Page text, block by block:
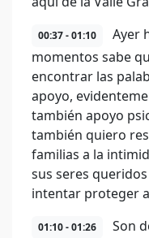
00:37 - 01:10
Ayer
momentos sabe
encontrar las
apoyo,
también apoyo
también quiero
familias a la
sus seres
intentar proteger
01:10 - 01:26
Son